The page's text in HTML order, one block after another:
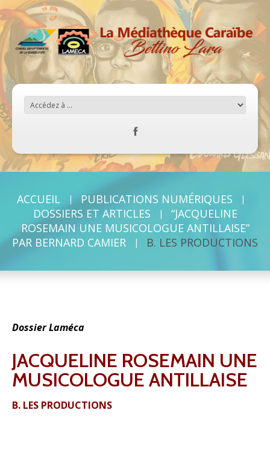
ACCUEIL
PUBLICATIONS NUMÉRIQUES
DOSSIERS ET ARTICLES
“JACQUELINE
ROSEMAIN UNE MUSICOLOGUE ANTILLAISE”
PAR BERNARD CAMIER
B. LES PRODUCTIONS
Dossier Laméca
JACQUELINE ROSEMAIN UNE
MUSICOLOGUE ANTILLAISE
B. LES PRODUCTIONS